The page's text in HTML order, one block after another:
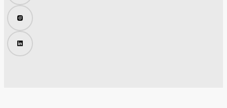
Instagram
LinkedIn